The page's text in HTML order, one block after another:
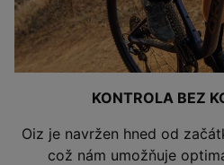
KONTROLA BEZ
Oiz je navržen hned od
což nám umožňuje